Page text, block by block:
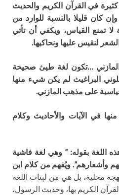
في القرآن الكريم والحديث
كان قليلا بالنسبة للوارد من
لا تمنع القياس، ويكفي أن تأتي
لنقيس عليها ونحاكيها.
…تكون لغة طيئ صحيحة
البراغيث لم يكن شيء منها
على مذهب المازني.
في الآيات والأحاديث وكلام
اللغة بقوله: ” وهي لغة فاشية
وأشعارهم”. ويُفهم من كلام ابن
محلية، بل هي من لبِنات اللغة
الكريم بها، وحديث الرسول،